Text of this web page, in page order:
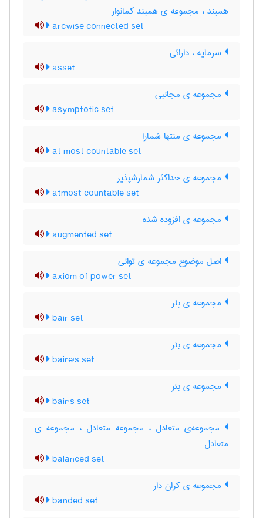
همبند ، مجموعه ی همبند کمانوار
arcwise connected set
سرمایه ، دارائی
asset
مجموعه ی مجانبی
asymptotic set
مجموعه ی منتها شمارا
at most countable set
مجموعه ی حداکثر شمارشپذیر
atmost countable set
مجموعه ی افزوده شده
augmented set
اصل موضوع مجموعه ی توانی
axiom of power set
مجموعه ی بئر
bair set
مجموعه ی بئر
baire's set
مجموعه ی بئر
bair's set
مجموعه‌ی متعادل ، مجموعه متعادل ، مجموعه ی
متعادل
balanced set
مجموعه ی کران دار
banded set